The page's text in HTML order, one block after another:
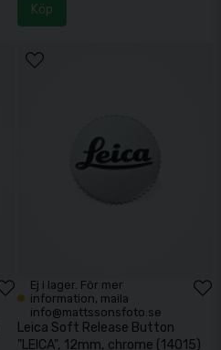
Köp
Ej i lager. För mer
information, maila
info@mattssonsfoto.se
Leica Soft Release Button
"LEICA", 12mm, chrome (14015)